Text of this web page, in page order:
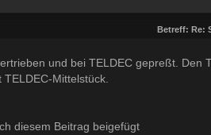
Betreff: Re:
und bei TELDEC gepreßt. Den
Mittelstück.
diesem Beitrag beigefügt